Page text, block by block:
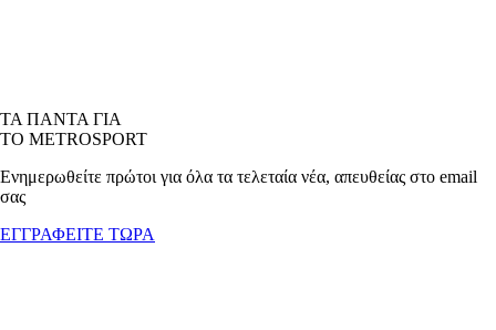
ΤΑ ΠΑΝΤΑ ΓΙΑ
ΤΟ METROSPORT
Ενημερωθείτε πρώτοι για όλα τα τελεταία νέα, απευθείας στο email
σας
ΕΓΓΡΑΦΕΙΤΕ ΤΩΡΑ